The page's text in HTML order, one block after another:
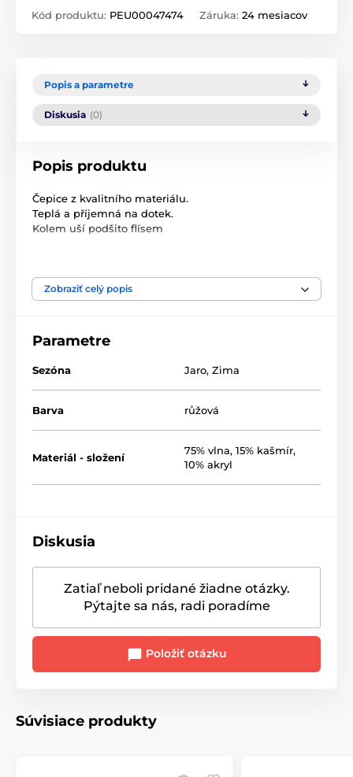
Kód produktu: PEU00047474 Záruka: 24 mesiacov
Popis a parametre
Diskusia (0)
Popis produktu
Čepice z kvalitního materiálu.
Teplá a příjemná na dotek.
Kolem uší podšito flísem
Zobraziť celý popis
Parametre
Sezóna Jaro, Zima
Barva růžová
Materiál - složení
75% vlna, 15% kašmír,
10% akryl
Diskusia
Zatiaľ neboli pridané žiadne otázky.
Pýtajte sa nás, radi poradíme
Položiť otázku
Súvisiace produkty